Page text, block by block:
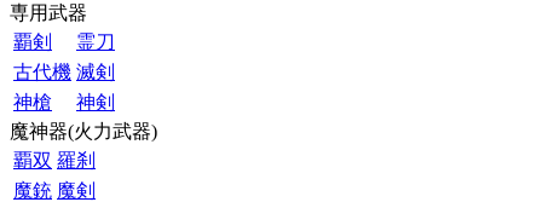
専用武器
覇剣
霊刀
古代機 滅剣
神槍
神剣
魔神器(火力武器)
覇双 羅刹
魔銃 魔剣